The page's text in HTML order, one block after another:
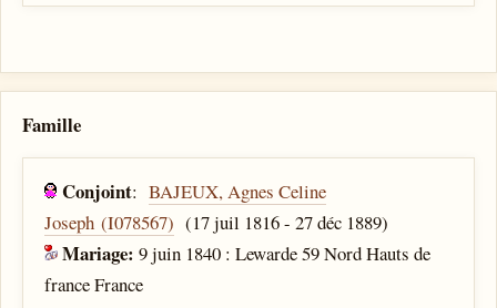
Famille
Conjoint:BAJEUX, Agnes Celine
Joseph (I078567) (17 juil 1816 - 27 déc 1889)
Mariage:9 juin 1840 : Lewarde 59 Nord Hauts de
france France